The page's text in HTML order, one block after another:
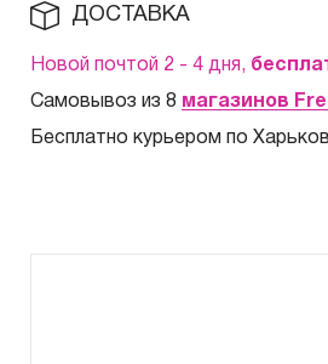
ДОСТАВКА
Новой почтой 2 - 4 дня,
Самовывоз из 8 магазинов
Бесплатно курьером по